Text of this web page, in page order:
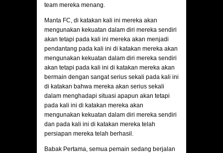
team mereka menang.
Manta FC, di katakan kali ini mereka akan
mengunakan kekuatan dalam diri mereka sendiri
akan tetapi pada kali ini mereka akan menjadi
pendantang pada kali ini di katakan mereka akan
mengunakan kekuatan dalam diri mereka sendiri
akan tetapi pada kali ini di katakan mereka akan
bermain dengan sangat serius sekali pada kali ini
di katakan bahwa mereka akan serius sekali
dalam menghadapi situasi apapun akan tetapi
pada kali ini di katakan mereka akan
mengunakan kekuatan dalam diri mereka sendiri
dan pada kali ini di katakan mereka telah
persiapan mereka telah berhasil.
Babak Pertama, semua pemain sedang berjalan